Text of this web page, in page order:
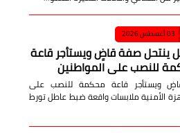
03 أغسطس 2026
ينتحل صفة قاضٍ ويستأجر قاعة
للنصب على المواطنين
ويستأجر قاعة محكمة للنصب على
الأمنية ملابسات واقعة ضبط عاطل تورط